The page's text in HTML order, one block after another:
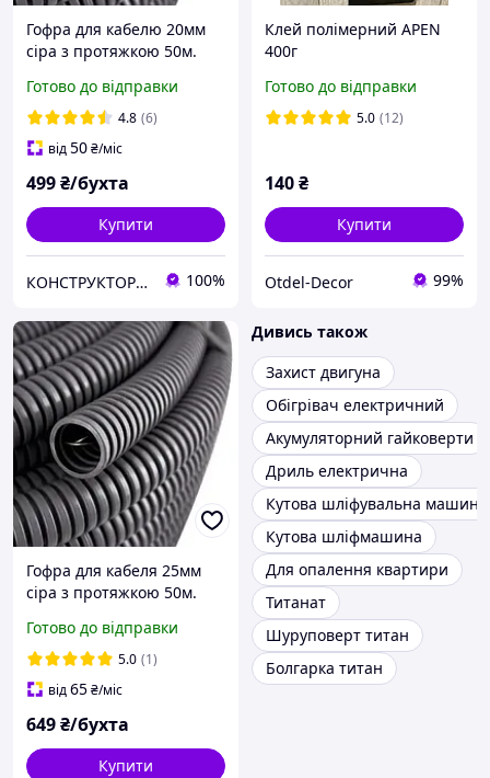
Гофра для кабелю 20мм
сіра з протяжкою 50м.
Готово до відправки
4.8 (6)
від50₴/міс
499₴/бухта
Купити
КОНСТРУКТОР онлайн-магазин 100%
Клей полімерний APEN
400г
Готово до відправки
5.0 (12)
140₴
Купити
Otdel-Decor 99%
Гофра для кабеля 25мм
сіра з протяжкою 50м.
Готово до відправки
5.0 (1)
від65₴/міс
649₴/бухта
Купити
Дивись також
Захист двигуна
Обігрівач електричний
Акумуляторний гайковерти
Дриль електрична
Кутова шліфувальна машина
Кутова шліфмашина
Для опалення квартири
Титанат
Шуруповерт титан
Болгарка титан